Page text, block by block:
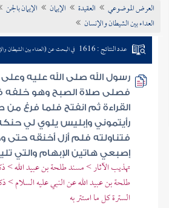
تراجم الأعلام
العرض الموضوعي العقيدة الإيمان
الإيمان بالجن
العداء بين الشيطان والإنسان
عدد النتائج : 1616 في البحث عن (العداء بين الشيطان
رسول الله صلى الله عليه
فصلى صلاة الصبح وهو خلفه
القراءة ثم انفتح فلما فرغ من
رأيتموني وإبليس يلوي لي
فتناولته فلم أزل أخنقه حتى
إصبعي هاتين الإبهام والتي
تهذيب الآثار > مسند طلحة بن عبيد الله
طلحة بن عبيد الله عن النبي عليه السلام
السترة كل ما استتر به